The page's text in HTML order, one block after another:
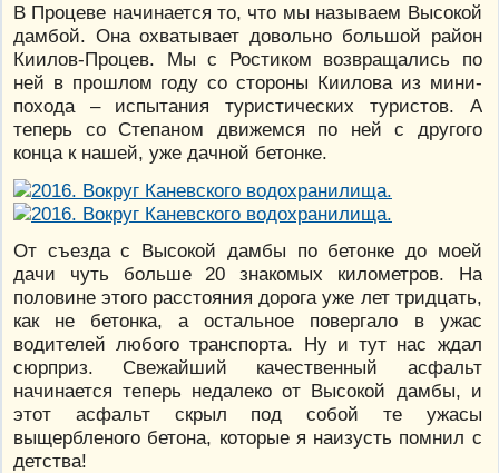
В Процеве начинается то, что мы называем Высокой
дамбой. Она охватывает довольно большой район
Киилов-Процев. Мы с Ростиком возвращались по
ней в прошлом году со стороны Киилова из мини-
похода – испытания туристических туристов. А
теперь со Степаном движемся по ней с другого
конца к нашей, уже дачной бетонке.
От съезда с Высокой дамбы по бетонке до моей
дачи чуть больше 20 знакомых километров. На
половине этого расстояния дорога уже лет тридцать,
как не бетонка, а остальное повергало в ужас
водителей любого транспорта. Ну и тут нас ждал
сюрприз. Свежайший качественный асфальт
начинается теперь недалеко от Высокой дамбы, и
этот асфальт скрыл под собой те ужасы
выщербленого бетона, которые я наизусть помнил с
детства!